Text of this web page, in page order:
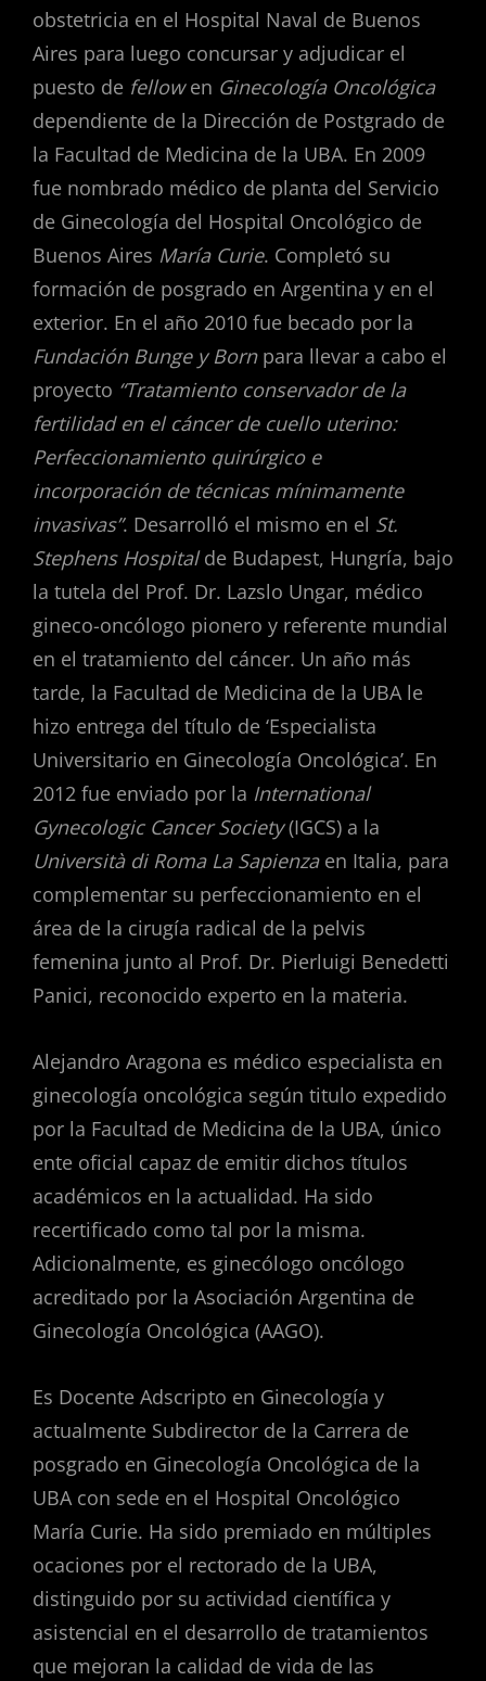
obstetricia en el Hospital Naval de Buenos
Aires para luego concursar y adjudicar el
puesto de fellowen Ginecología Oncológica
dependiente de la Dirección de Postgrado de
la Facultad de Medicina de la UBA. En 2009
fue nombrado médico de planta del Servicio
de Ginecología del Hospital Oncológico de
Buenos Aires María Curie. Completó su
formación de posgrado en Argentina y en el
exterior. En el año 2010 fue becado por la
Fundación Bunge y Bornpara llevar a cabo el
proyecto “Tratamiento conservador de la
fertilidad en el cáncer de cuello uterino:
Perfeccionamiento quirúrgico e
incorporación de técnicas mínimamente
invasivas”. Desarrolló el mismo en el St.
Stephens Hospitalde Budapest, Hungría, bajo
la tutela del Prof. Dr. Lazslo Ungar, médico
gineco-oncólogo pionero y referente mundial
en el tratamiento del cáncer. Un año más
tarde, la Facultad de Medicina de la UBA le
hizo entrega del título de ‘Especialista
Universitario en Ginecología Oncológica’. En
2012 fue enviado por la International
Gynecologic Cancer Society(IGCS) a la
Università di Roma La Sapienzaen Italia, para
complementar su perfeccionamiento en el
área de la cirugía radical de la pelvis
femenina junto al Prof. Dr. Pierluigi Benedetti
Panici, reconocido experto en la materia.
Alejandro Aragona es médico especialista en
ginecología oncológica según titulo expedido
por la Facultad de Medicina de la UBA, único
ente oficial capaz de emitir dichos títulos
académicos en la actualidad. Ha sido
recertificado como tal por la misma.
Adicionalmente, es ginecólogo oncólogo
acreditado por la Asociación Argentina de
Ginecología Oncológica (AAGO).
Es Docente Adscripto en Ginecología y
actualmente Subdirector de la Carrera de
posgrado en Ginecología Oncológica de la
UBA con sede en el Hospital Oncológico
María Curie. Ha sido premiado en múltiples
ocaciones por el rectorado de la UBA,
distinguido por su actividad científica y
asistencial en el desarrollo de tratamientos
que mejoran la calidad de vida de las